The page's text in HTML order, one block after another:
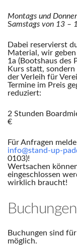
Montags und
Samstags von 13 –
Dabei reservierst
Material, wir
1a (Bootshaus des
Kurs statt,
der Verleih für
Termine im Preis
reduziert:
2 Stunden
€
Für Anfragen
info@stand-up-
0103)!
Wertsachen
eingeschlossen
wirklich braucht!
Buchungen
Buchungen sind
möglich.